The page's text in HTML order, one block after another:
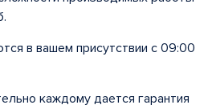
в вашем присутствии с 09:00
каждому дается гарантия